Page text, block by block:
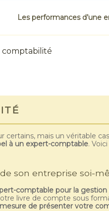
Les performances d’une
comptabilité
mais un véritable
à un expert-comptable.
son entreprise soi-
comptable pour la
livre de compte sous
de présenter votre